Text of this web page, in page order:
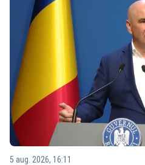
5 aug. 2026, 16:11